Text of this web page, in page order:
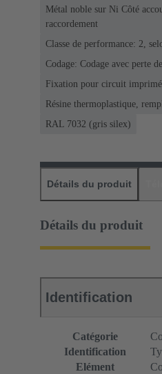
Métal noble sur Ni Côté
raccordement
Classe de performance: 2,
Codage: Codage avec perte
Fixation pour circuit
Résine thermoplastique,
RAL 7032 (gris silex)
Détails du produit
Détails du produit
Identification
Catégorie
Identification
Elément